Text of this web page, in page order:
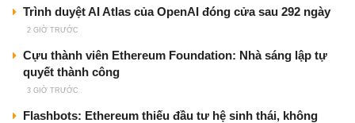
Trình duyệt AI Atlas của OpenAI đóng cửa sau 292 ngày
2 GIỜ TRƯỚC
Cựu thành viên Ethereum Foundation: Nhà sáng lập tự
quyết thành công
3 GIỜ TRƯỚC
Flashbots: Ethereum thiếu đầu tư hệ sinh thái, không